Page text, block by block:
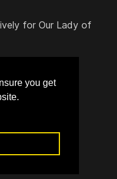
you get
for Our Lady of